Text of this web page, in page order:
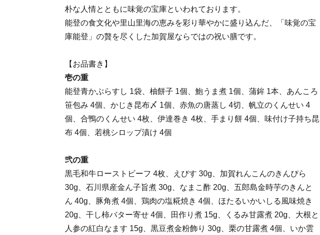
朴な人情とともに味覚の宝庫といわれております。
能登の食文化や里山里海の恵みを彩り華やかに盛り込んだ、「味覚の宝
庫能登」の贅を尽くした加賀屋ならではの祝い膳です。
【お品書き】
壱の重
能登青かぶらすし 1袋、柚餅子 1個、鮑うま煮 1個、蒲鉾 1本、あんころ
笹包み 4個、かじき昆布〆 1個、赤魚の唐蒸し 4切、帆立のくんせい 4
個、合鴨のくんせい 4枚、伊達巻き 4枚、手まり餅 4個、味付け子持ち昆
布 4個、若桃シロップ漬け 4個
弐の重
黒毛和牛ローストビーフ 4枚、えびす 30g、加賀れんこんのきんぴら
30g、石川県産金ん子旨煮 30g、なまこ酢 20g、五郎島金時芋のきんと
ん 40g、豚角煮 4個、鶏肉の塩糀焼き 4個、ほたるいかいしる風味焼き
20g、干し柿バター寄せ 4個、田作り煮 15g、くるみ甘露煮 20g、大根と
人参の紅白なます 15g、黒豆煮金粉飾り 30g、栗の甘露煮 4個、いか雲